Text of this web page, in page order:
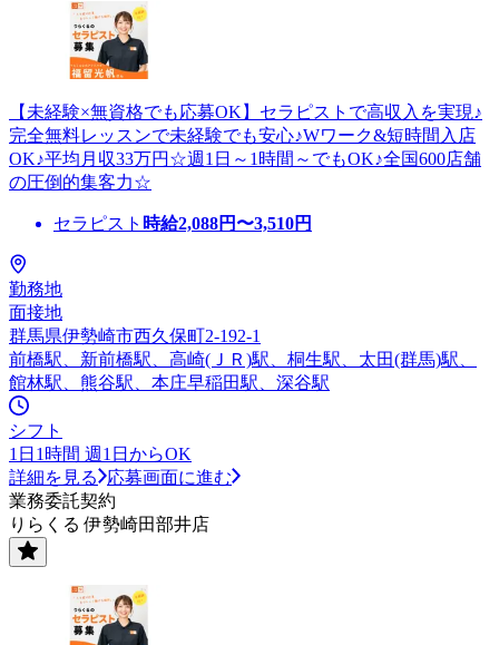
【未経験×無資格でも応募OK】セラピストで高収入を実現♪
完全無料レッスンで未経験でも安心♪Wワーク&短時間入店
OK♪平均月収33万円☆週1日～1時間～でもOK♪全国600店舗
の圧倒的集客力☆
セラピスト 時給2,088円〜3,510円
勤務地
面接地
群馬県伊勢崎市西久保町2-192-1
前橋駅、新前橋駅、高崎(ＪＲ)駅、桐生駅、太田(群馬)駅、
館林駅、熊谷駅、本庄早稲田駅、深谷駅
シフト
1日1時間 週1日からOK
詳細を見る
応募画面に進む
業務委託契約
りらくる 伊勢崎田部井店